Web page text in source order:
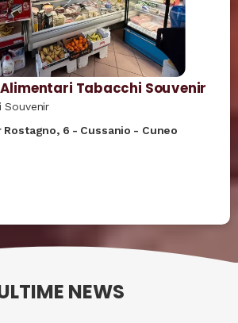
Tabacchi Souvenir
Souvenir
Rostagno, 6 - Cussanio - Cuneo
NEWS